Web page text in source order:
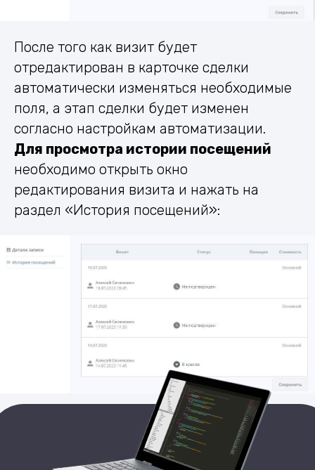
После того как визит будет
отредактирован в карточке сделки
автоматически изменяться необходимые
поля, а этап сделки будет изменен
согласно настройкам автоматизации.
Для просмотра истории посещений
необходимо открыть окно
редактирования визита и нажать на
раздел «История посещений»: